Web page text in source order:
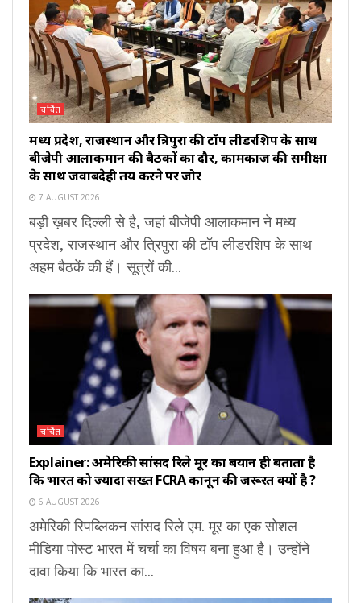
चर्चित
मध्य प्रदेश, राजस्थान और त्रिपुरा की टॉप लीडरशिप के साथ
बीजेपी आलाकमान की बैठकों का दौर, कामकाज की समीक्षा
के साथ जवाबदेही तय करने पर जोर
7 AUGUST 2026
बड़ी ख़बर दिल्ली से है, जहां बीजेपी आलाकमान ने मध्य
प्रदेश, राजस्थान और त्रिपुरा की टॉप लीडरशिप के साथ
अहम बैठकें की हैं। सूत्रों की...
चर्चित
Explainer: अमेरिकी सांसद रिले मूर का बयान ही बताता है
कि भारत को ज्यादा सख्त FCRA कानून की जरूरत क्यों है ?
6 AUGUST 2026
अमेरिकी रिपब्लिकन सांसद रिले एम. मूर का एक सोशल
मीडिया पोस्ट भारत में चर्चा का विषय बना हुआ है। उन्होंने
दावा किया कि भारत का...